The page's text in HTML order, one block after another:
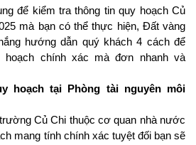
để kiểm tra thông tin quy hoạch Củ
mà bạn có thể thực hiện, Đất vàng
hướng dẫn quý khách 4 cách để
hoạch chính xác mà đơn nhanh và
hoạch tại Phòng tài nguyên môi
Củ Chi thuộc cơ quan nhà nước
mang tính chính xác tuyệt đối bạn sẽ